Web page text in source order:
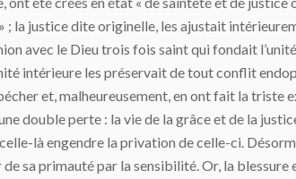
» ; la justice dite originelle, les ajustait
avec le Dieu trois fois saint qui fondait
intérieure les préservait de tout conflit
et, malheureusement, en ont fait la
double perte : la vie de la grâce et de la
là engendre la privation de celle-ci.
sa primauté par la sensibilité. Or, la